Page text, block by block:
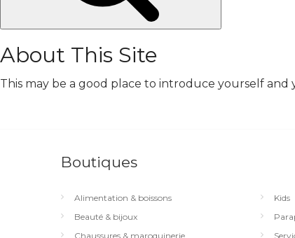
About This Site
This may be a good place to introduce yourself and
Boutiques
Alimentation & boissons
Beauté & bijoux
Chaussures & maroquinerie
Kids